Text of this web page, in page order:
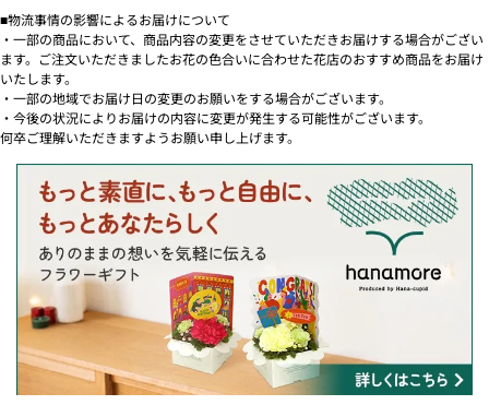
■物流事情の影響によるお届けについて
・一部の商品において、商品内容の変更をさせていただきお届けする場合がござい
ます。ご注文いただきましたお花の色合いに合わせた花店のおすすめ商品をお届け
いたします。
・一部の地域でお届け日の変更のお願いをする場合がございます。
・今後の状況によりお届けの内容に変更が発生する可能性がございます。
何卒ご理解いただきますようお願い申し上げます。